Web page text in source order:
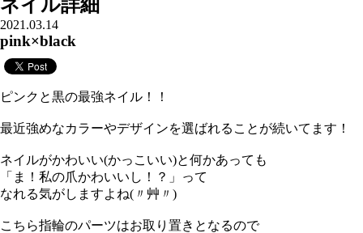
ネイル詳細
2021.03.14
pink×black
ピンクと黒の最強ネイル！！
最近強めなカラーやデザインを選ばれることが続いてます！
ネイルがかわいい(かっこいい)と何かあっても
「ま！私の爪かわいいし！？」って
なれる気がしますよね(〃艸〃)
こちら指輪のパーツはお取り置きとなるので